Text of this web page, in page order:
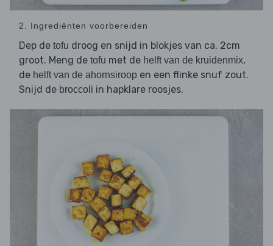
2. Ingrediënten voorbereiden
Dep de tofu droog en snijd in blokjes van ca. 2cm
groot. Meng de tofu met de helft van de kruidenmix,
de helft van de ahornsiroop en een flinke snuf zout.
Snijd de broccoli in hapklare roosjes.